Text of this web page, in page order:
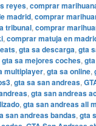
reyes, comprar
madrid, comprar
tribunal, comprar
, comprar matuja en
, gta sa descarga, gta
gta sa mejores coches,
multiplayer, gta sa online,
, gta sa san andreas,
, gta san andreas
, gta san andreas all
san andreas bandas, gta